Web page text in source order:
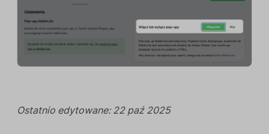
Ostatnio edytowane: 22 paź 2025